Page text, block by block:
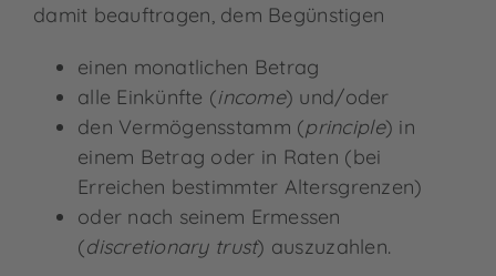
damit beauftragen, dem Begünstigen
einen monatlichen Betrag
alle Einkünfte (income) und/oder
den Vermögensstamm (principle) in
einem Betrag oder in Raten (bei
Erreichen bestimmter Altersgrenzen)
oder nach seinem Ermessen
(discretionary trust) auszuzahlen.